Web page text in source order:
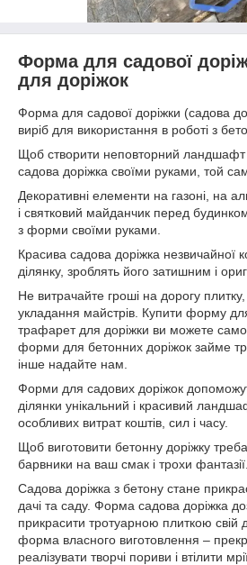
Форма для садової
для доріжок
Форма для садової доріжки (садова
виріб для використання в роботі з
Щоб створити неповторний ландшафт
садова доріжка своїми руками, той
Декоративні елементи на газоні, на
і святковий майданчик перед
з форми своїми руками.
Красива садова доріжка незвичайної
ділянку, зроблять його затишним і
Не витрачайте гроші на дорогу
укладання майстрів. Купити форму
трафарет для доріжки ви можете
форми для бетонних доріжок займе
інше надайте нам.
Форми для садових доріжок
ділянки унікальний і красивий
особливих витрат коштів, сил і часу.
Щоб виготовити бетонну доріжку
барвники на ваш смак і трохи фантазії.
Садова доріжка з бетону стане
дачі та саду. Форма садова доріжка
прикрасити тротуарною плиткою свій
форма власного виготовлення –
реалізувати творчі пориви і втілити